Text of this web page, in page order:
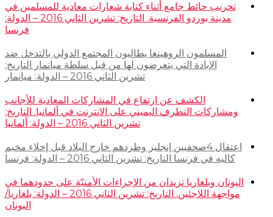
تخريب حائط جامع أثناء كتابة شعارات معادية للمسلمين في
مدينة بوردو الفرنسية. التاريخ: تشرين الثاني 2016 – الدولة:
فرنسا
المسلمون الروهينغا يطالبون المجتمع الدولي بالتدخل ضد
الإبادة التي يتعرضون لها من قبل سلطة ميانمار التاريخ:
تشرين الثاني 2016 – الدولة: ميانمار
الكشف عن ارتفاع في المشاركات المعادية للأجانب
ومشاركات التطرف اليميني على الانترنت في ألمانيا. التاريخ:
تشرين الثاني 2016 – الدولة: ألمانيا
اعتقال 4صحفيين إنجليز وطردهم خارج البلاد قبل إخلاء مخيم
كاليه في فرنسا التاريخ: تشرين الثاني 2016 – الدولة: فرنسا
اليونان وبلغاريا تزيدان من الإجراءات الأمنيّة على حدودهما في
مواجهة اللاجئين. التاريخ: تشرين الثاني 2016 – الدولة: بلغاريا/
اليونان